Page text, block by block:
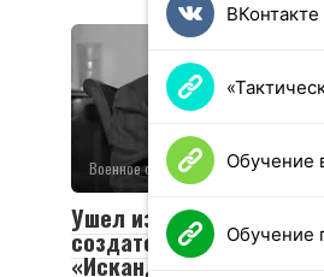
Военное обозрение 0
Ушел из жизни
создатель легендарных
«Искандеров»
ВКонтакте
Обучение